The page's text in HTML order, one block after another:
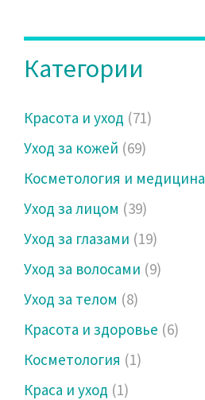
Категории
Красота и уход (71)
Уход за кожей (69)
Косметология и медицина
Уход за лицом (39)
Уход за глазами (19)
Уход за волосами (9)
Уход за телом (8)
Красота и здоровье (6)
Косметология (1)
Краса и уход (1)